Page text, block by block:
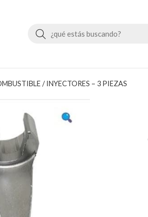
Buscar
/ INYECTORES – 3 PIEZAS